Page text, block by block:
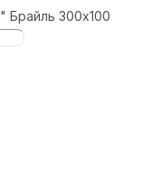
Брайль 300x100